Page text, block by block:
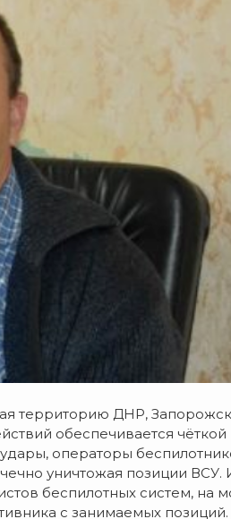
территорию ДНР,
обеспечивается чёткой
операторы
уничтожая позиции ВСУ.
беспилотных систем, на
с занимаемых позиций.